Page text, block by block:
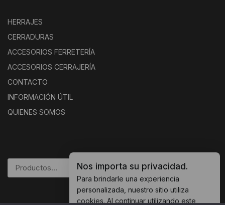
HERRAJES
CERRADURAS
ACCESORIOS FERRETERÍA
ACCESORIOS CERRAJERÍA
CONTACTO
INFORMACIÓN ÚTIL
QUIENES SOMOS
BUSCAR
Nos importa su privacidad.
Para brindarle una experiencia
personalizada, nuestro sitio utiliza
cookies. Al continuar utilizando este